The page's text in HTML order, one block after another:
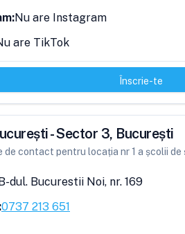
:Nu are Instagram
are TikTok
Înscrie-te
- Sector 3, București
de contact pentru locația nr 1 a școlii
dul. Bucurestii Noi, nr. 169
:0737 213 651